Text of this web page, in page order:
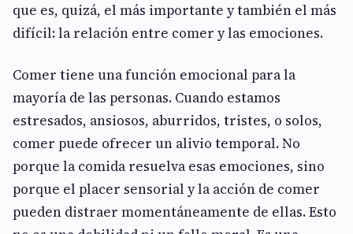
que es, quizá, el más importante y también el más
difícil: la relación entre comer y las emociones.
Comer tiene una función emocional para la
mayoría de las personas. Cuando estamos
estresados, ansiosos, aburridos, tristes, o solos,
comer puede ofrecer un alivio temporal. No
porque la comida resuelva esas emociones, sino
porque el placer sensorial y la acción de comer
pueden distraer momentáneamente de ellas. Esto